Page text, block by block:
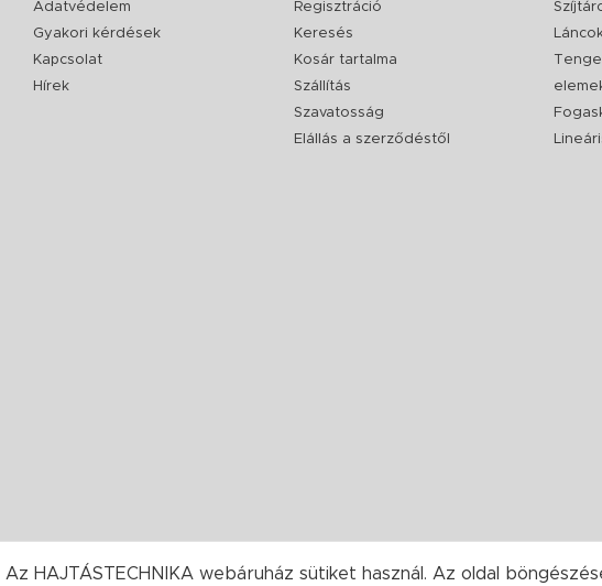
Adatvédelem
Gyakori kérdések
Kapcsolat
Hírek
Regisztráció
Keresés
Kosár tartalma
Szállítás
Szavatosság
Elállás a szerződéstől
Az HAJTÁSTECHNIKA webáruház sütiket használ. Az oldal